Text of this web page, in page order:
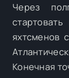
Через
яхтсменов
Конечная